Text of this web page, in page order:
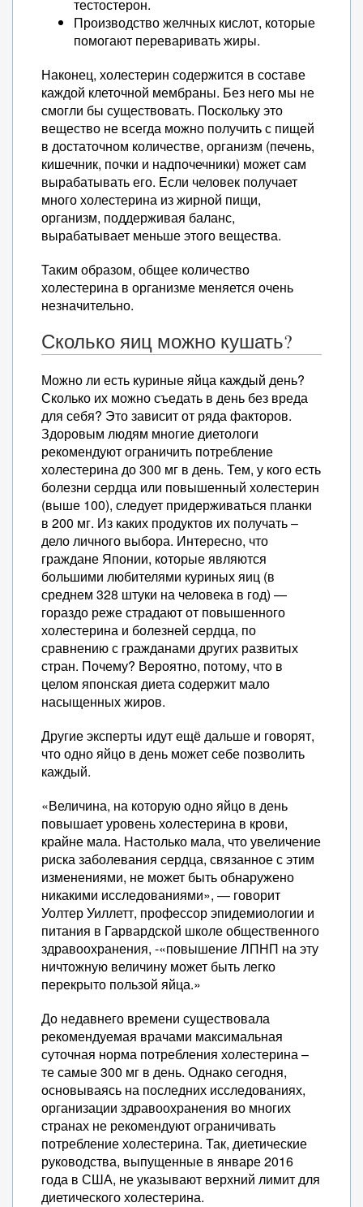
тестостерон.
Производство желчных кислот, которые
помогают переваривать жиры.
Наконец, холестерин содержится в составе
каждой клеточной мембраны. Без него мы не
смогли бы существовать. Поскольку это
вещество не всегда можно получить с пищей
в достаточном количестве, организм (печень,
кишечник, почки и надпочечники) может сам
вырабатывать его. Если человек получает
много холестерина из жирной пищи,
организм, поддерживая баланс,
вырабатывает меньше этого вещества.
Таким образом, общее количество
холестерина в организме меняется очень
незначительно.
Сколько яиц можно кушать?
Можно ли есть куриные яйца каждый день?
Сколько их можно съедать в день без вреда
для себя? Это зависит от ряда факторов.
Здоровым людям многие диетологи
рекомендуют ограничить потребление
холестерина до 300 мг в день. Тем, у кого есть
болезни сердца или повышенный холестерин
(выше 100), следует придерживаться планки
в 200 мг. Из каких продуктов их получать –
дело личного выбора. Интересно, что
граждане Японии, которые являются
большими любителями куриных яиц (в
среднем 328 штуки на человека в год) —
гораздо реже страдают от повышенного
холестерина и болезней сердца, по
сравнению с гражданами других развитых
стран. Почему? Вероятно, потому, что в
целом японская диета содержит мало
насыщенных жиров.
Другие эксперты идут ещё дальше и говорят,
что одно яйцо в день может себе позволить
каждый.
«Величина, на которую одно яйцо в день
повышает уровень холестерина в крови,
крайне мала. Настолько мала, что увеличение
риска заболевания сердца, связанное с этим
изменениями, не может быть обнаружено
никакими исследованиями», — говорит
Уолтер Уиллетт, профессор эпидемиологии и
питания в Гарвардской школе общественного
здравоохранения, -«повышение ЛПНП на эту
ничтожную величину может быть легко
перекрыто пользой яйца.»
До недавнего времени существовала
рекомендуемая врачами максимальная
суточная норма потребления холестерина –
те самые 300 мг в день. Однако сегодня,
основываясь на последних исследованиях,
организации здравоохранения во многих
странах не рекомендуют ограничивать
потребление холестерина. Так, диетические
руководства, выпущенные в январе 2016
года в США, не указывают верхний лимит для
диетического холестерина.